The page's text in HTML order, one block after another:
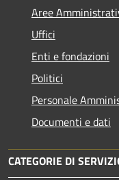
Aree
Uffici
Enti e fondazioni
Politici
Personale
Documenti e dati
CATEGORIE DI